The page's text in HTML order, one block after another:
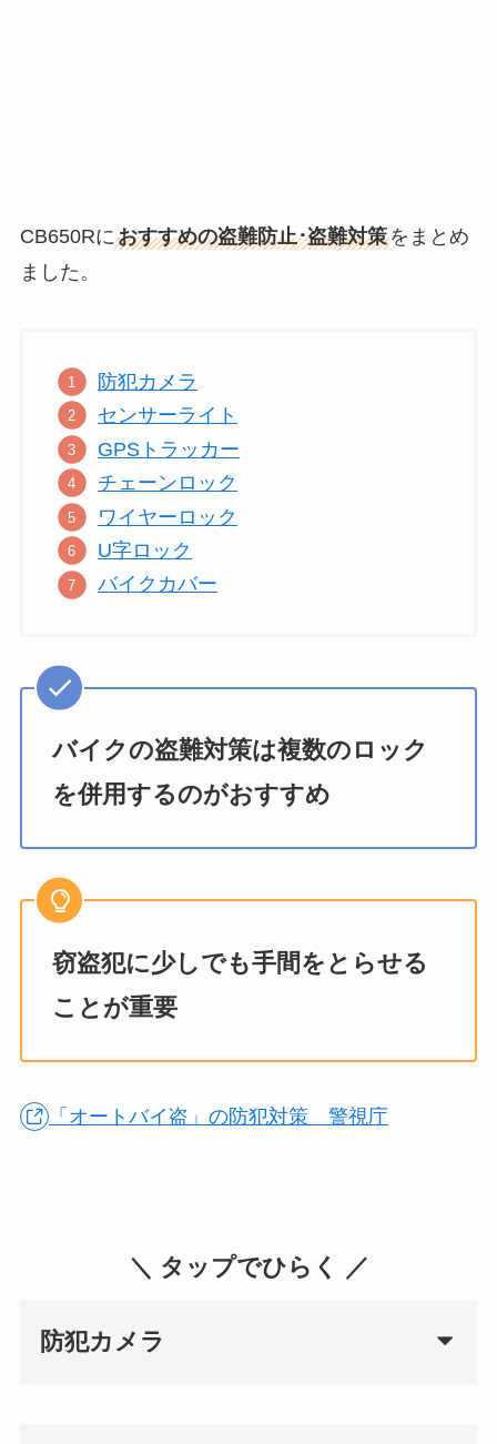
CB650Rにおすすめの盗難防止･盗難対策をまとめ
ました。
防犯カメラ
センサーライト
GPSトラッカー
チェーンロック
ワイヤーロック
U字ロック
バイクカバー
バイクの盗難対策は複数のロック
を併用するのがおすすめ
窃盗犯に少しでも手間をとらせる
ことが重要
「オートバイ盗」の防犯対策 警視庁
＼ タップでひらく ／
防犯カメラ